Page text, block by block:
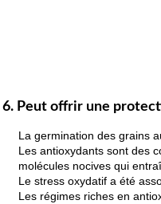
6. Peut offrir une
La germination des grains
Les antioxydants sont des
molécules nocives qui
Le stress oxydatif a été
Les régimes riches en